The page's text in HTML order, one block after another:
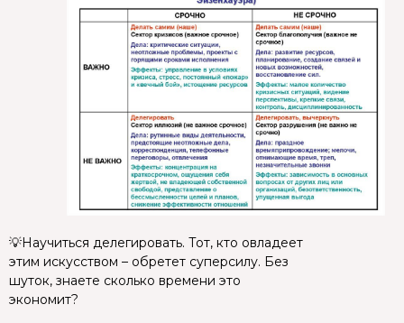
💡Научиться делегировать. Тот, кто овладеет
этим искусством – обретет суперсилу. Без
шуток, знаете сколько времени это
экономит?